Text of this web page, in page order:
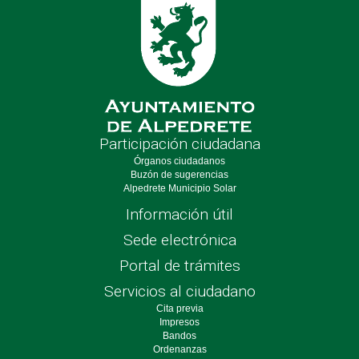
Participación ciudadana
Órganos ciudadanos
Buzón de sugerencias
Alpedrete Municipio Solar
Información útil
Sede electrónica
Portal de trámites
Servicios al ciudadano
Cita previa
Impresos
Bandos
Ordenanzas